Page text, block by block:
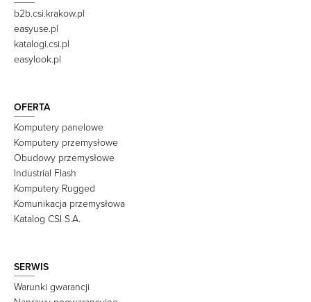
b2b.csi.krakow.pl
easyuse.pl
katalogi.csi.pl
easylook.pl
OFERTA
Komputery panelowe
Komputery przemysłowe
Obudowy przemysłowe
Industrial Flash
Komputery Rugged
Komunikacja przemysłowa
Katalog CSI S.A.
SERWIS
Warunki gwarancji